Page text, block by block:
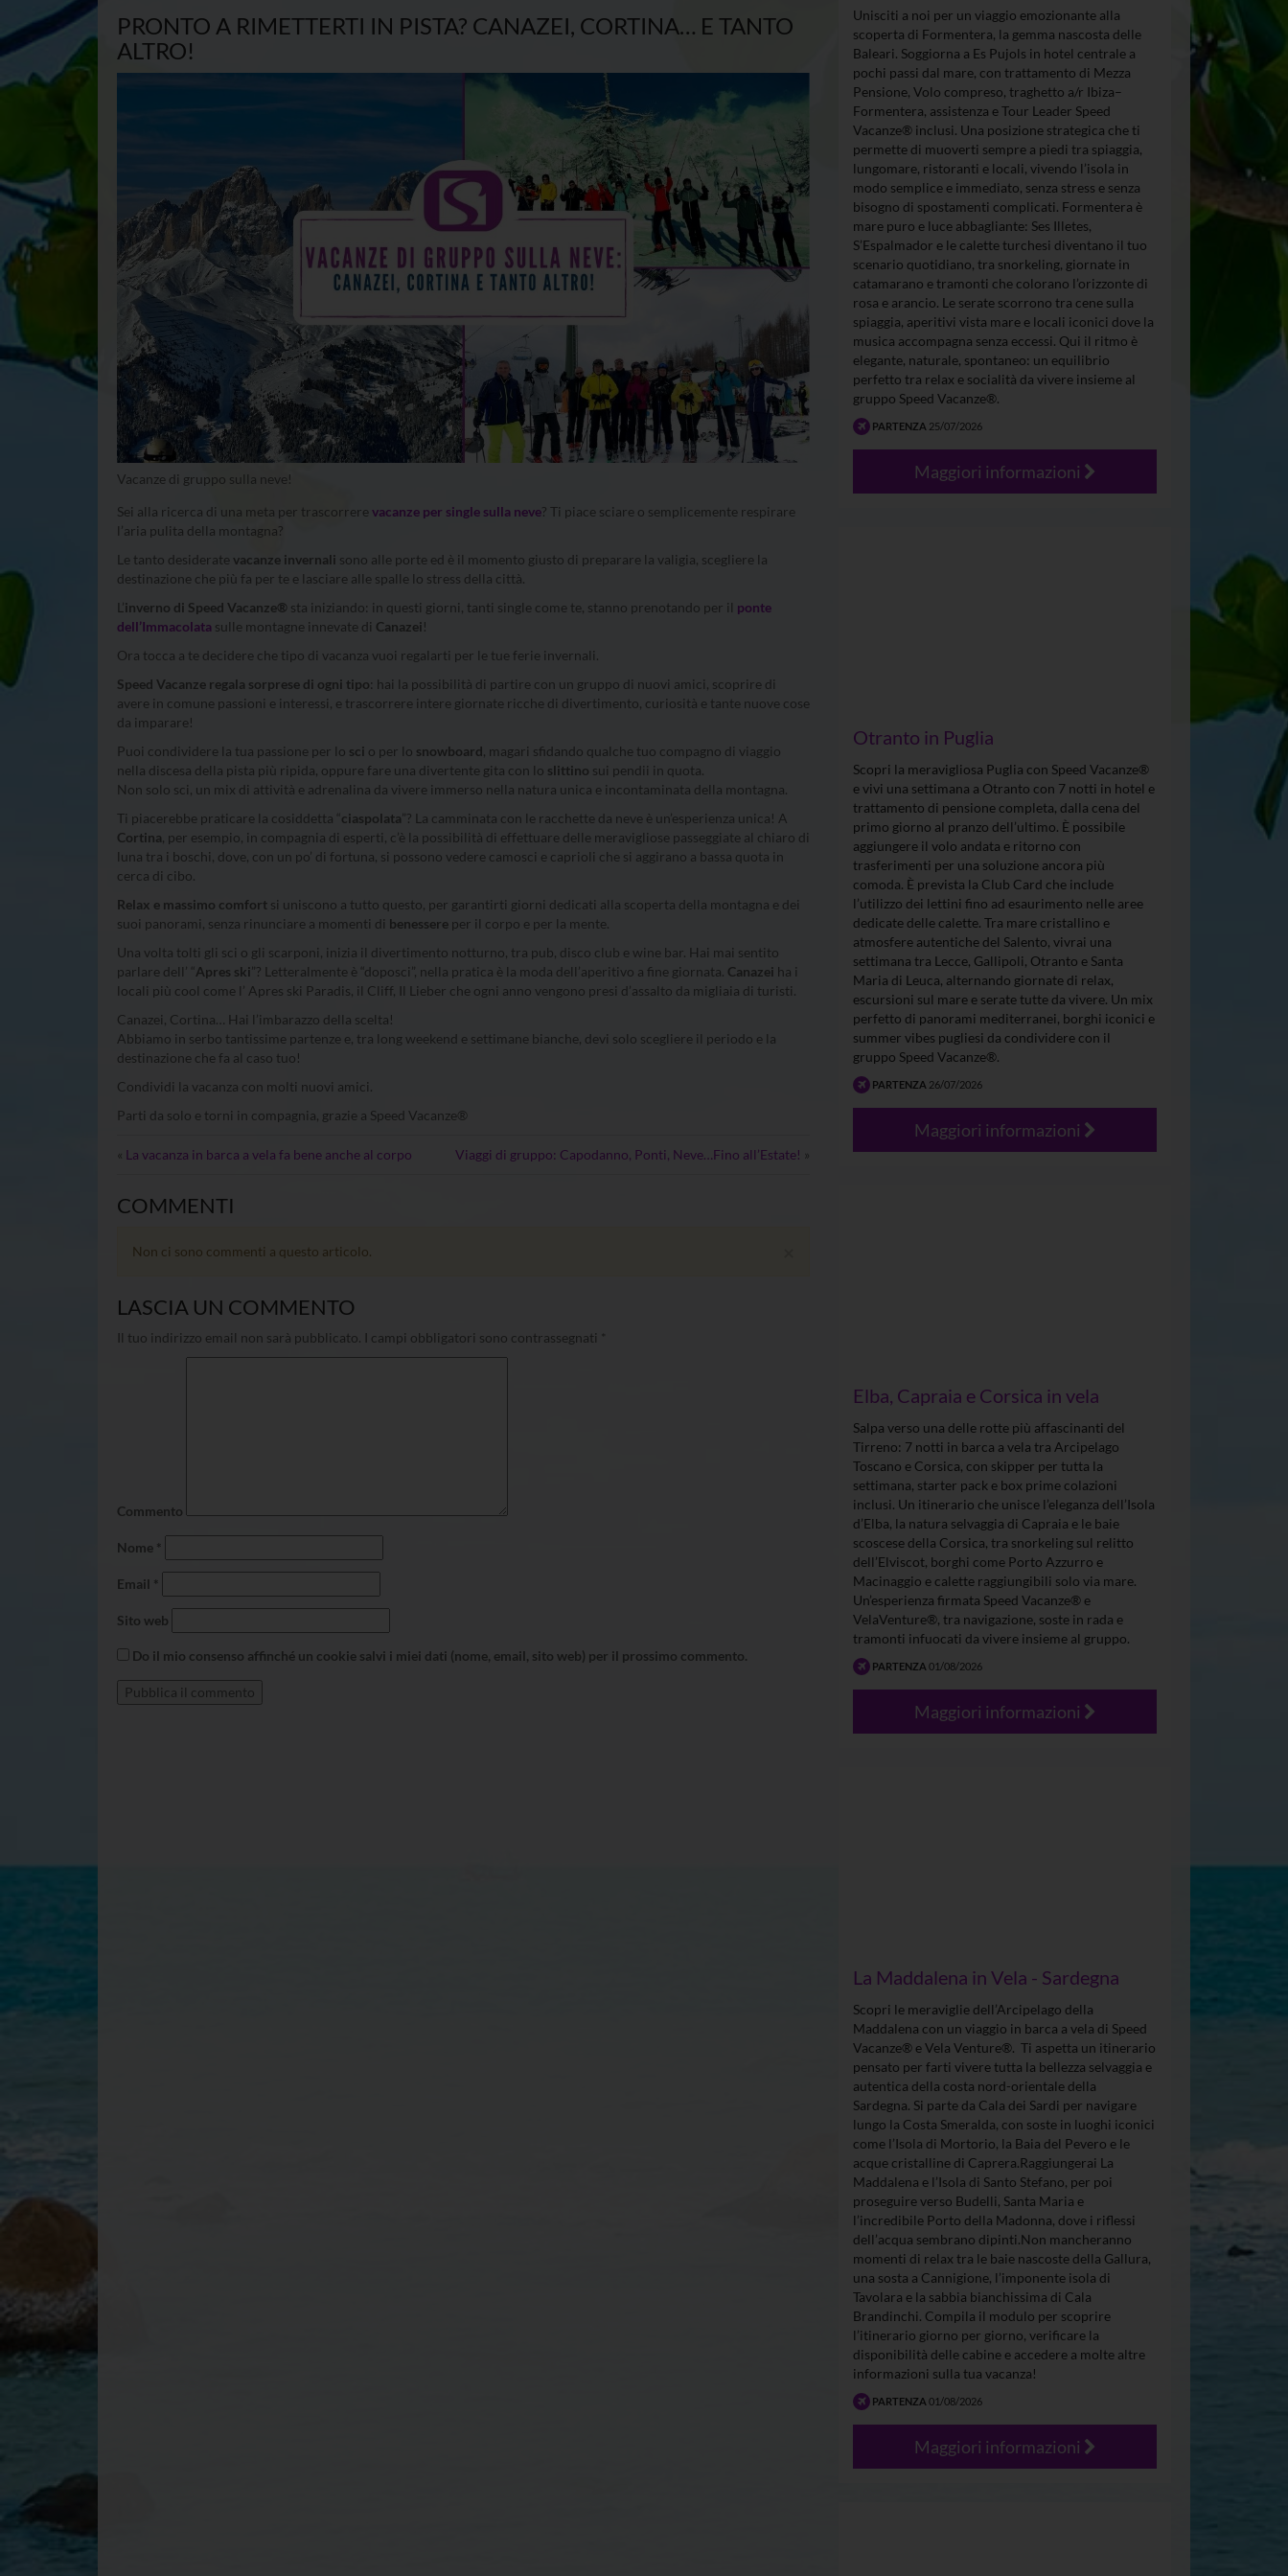
PRONTO A RIMETTERTI IN PISTA? CANAZEI, CORTINA… E TANTO
ALTRO!
Vacanze di gruppo sulla neve!
Sei alla ricerca di una meta per trascorrere vacanze per single sulla neve? Ti piace sciare o semplicemente respirare
l’aria pulita della montagna?
Le tanto desiderate vacanze invernali sono alle porte ed è il momento giusto di preparare la valigia, scegliere la
destinazione che più fa per te e lasciare alle spalle lo stress della cittàвзять займ 10000 рублей срочно
.
L’inverno di Speed Vacanze® sta iniziando: in questi giorni, tanti single come te, stanno prenotando per il ponte
dell’Immacolata sulle montagne innevate di Canazei!
Ora tocca a te decidere che tipo di vacanza vuoi regalarti per le tue ferie invernali.
Speed Vacanze regala sorprese di ogni tipo: hai la possibilità di partire con un gruppo di nuovi amici, scoprire di
avere in comune passioni e interessi, e trascorrere intere giornate ricche di divertimento, curiosità e tante nuove cose
da imparare!
Puoi condividere la tua passione per lo sci o per lo snowboard, magari sfidando qualche tuo compagno di viaggio
nella discesa della pista più ripida, oppure fare una divertente gita con lo slittino sui pendii in quota.
Non solo sci, un mix di attività e adrenalina da vivere immerso nella natura unica e incontaminata della montagna.
Ti piacerebbe praticare la cosiddetta “ ciaspolata”? La camminata con le racchette da neve è un’esperienza unica! A
Cortina, per esempio, in compagnia di esperti, c’è la possibilità di effettuare delle meravigliose passeggiate al chiaro di
luna tra i boschi, dove, con un po’ di fortuna, si possono vedere camosci e caprioli che si aggirano a bassa quota in
cerca di cibo.
Relax e massimo comfort si uniscono a tutto questo, per garantirti giorni dedicati alla scoperta della montagna e dei
suoi panorami, senza rinunciare a momenti di benessere per il corpo e per la mente.
Una volta tolti gli sci o gli scarponi, inizia il divertimento notturno, tra pub, disco club e wine bar. Hai mai sentito
parlare dell’ “ Apres ski”? Letteralmente è “doposci”, nella pratica è la moda dell’aperitivo a fine giornata. Canazei ha i
locali più cool come l’ Apres ski Paradis, il Cliff, Il Lieber che ogni anno vengono presi d’assalto da migliaia di turisti.
Canazei, Cortina… Hai l’imbarazzo della scelta!
Abbiamo in serbo tantissime partenze e, tra long weekend e settimane bianche, devi solo scegliere il periodo e la
destinazione che fa al caso tuo!
Condividi la vacanza con molti nuovi amici.
Parti da solo e torni in compagnia, grazie a Speed Vacanze®
« La vacanza in barca a vela fa bene anche al corpo Viaggi di gruppo: Capodanno, Ponti, Neve…Fino all’Estate! »
COMMENTI
Non ci sono commenti a questo articolo.
LASCIA UN COMMENTO
Il tuo indirizzo email non sarà pubblicato. I campi obbligatori sono contrassegnati *
Commento
Nome *
Email *
Sito web
Do il mio consenso affinché un cookie salvi i miei dati (nome, email, sito web) per il prossimo commento.
Unisciti a noi per un viaggio emozionante alla
scoperta di Formentera, la gemma nascosta delle
Baleari. Soggiorna a Es Pujols in hotel centrale a
pochi passi dal mare, con trattamento di Mezza
Pensione, Volo compreso, traghetto a/r Ibiza–
Formentera, assistenza e Tour Leader Speed
Vacanze® inclusi. Una posizione strategica che ti
permette di muoverti sempre a piedi tra spiaggia,
lungomare, ristoranti e locali, vivendo l’isola in
modo semplice e immediato, senza stress e senza
bisogno di spostamenti complicati. Formentera è
mare puro e luce abbagliante: Ses Illetes,
S’Espalmador e le calette turchesi diventano il tuo
scenario quotidiano, tra snorkeling, giornate in
catamarano e tramonti che colorano l’orizzonte di
rosa e arancio. Le serate scorrono tra cene sulla
spiaggia, aperitivi vista mare e locali iconici dove la
musica accompagna senza eccessi. Qui il ritmo è
elegante, naturale, spontaneo: un equilibrio
perfetto tra relax e socialità da vivere insieme al
gruppo Speed Vacanze®.
PARTENZA 25/07/2026
Maggiori informazioni
Otranto in Puglia
Scopri la meravigliosa Puglia con Speed Vacanze®
e vivi una settimana a Otranto con 7 notti in hotel e
trattamento di pensione completa, dalla cena del
primo giorno al pranzo dell’ultimo. È possibile
aggiungere il volo andata e ritorno con
trasferimenti per una soluzione ancora più
comoda. È prevista la Club Card che include
l’utilizzo dei lettini fino ad esaurimento nelle aree
dedicate delle calette. Tra mare cristallino e
atmosfere autentiche del Salento, vivrai una
settimana tra Lecce, Gallipoli, Otranto e Santa
Maria di Leuca, alternando giornate di relax,
escursioni sul mare e serate tutte da vivere. Un mix
perfetto di panorami mediterranei, borghi iconici e
summer vibes pugliesi da condividere con il
gruppo Speed Vacanze®.
PARTENZA 26/07/2026
Maggiori informazioni
Elba, Capraia e Corsica in vela
Salpa verso una delle rotte più affascinanti del
Tirreno: 7 notti in barca a vela tra Arcipelago
Toscano e Corsica, con skipper per tutta la
settimana, starter pack e box prime colazioni
inclusi. Un itinerario che unisce l’eleganza dell’Isola
d’Elba, la natura selvaggia di Capraia e le baie
scoscese della Corsica, tra snorkeling sul relitto
dell’Elviscot, borghi come Porto Azzurro e
Macinaggio e calette raggiungibili solo via mare.
Un’esperienza firmata Speed Vacanze® e
VelaVenture®, tra navigazione, soste in rada e
tramonti infuocati da vivere insieme al gruppo.
PARTENZA 01/08/2026
Maggiori informazioni
La Maddalena in Vela - Sardegna
Scopri le meraviglie dell’Arcipelago della
Maddalena con un viaggio in barca a vela di Speed
Vacanze® e Vela Venture®. Ti aspetta un itinerario
pensato per farti vivere tutta la bellezza selvaggia e
autentica della costa nord-orientale della
Sardegna. Si parte da Cala dei Sardi per navigare
lungo la Costa Smeralda, con soste in luoghi iconici
come l’Isola di Mortorio, la Baia del Pevero e le
acque cristalline di Caprera.Raggiungerai La
Maddalena e l’Isola di Santo Stefano, per poi
proseguire verso Budelli, Santa Maria e
l’incredibile Porto della Madonna, dove i riflessi
dell’acqua sembrano dipinti.Non mancheranno
momenti di relax tra le baie nascoste della Gallura,
una sosta a Cannigione, l’imponente isola di
Tavolara e la sabbia bianchissima di Cala
Brandinchi. Compila il modulo per scoprire
l’itinerario giorno per giorno, verificare la
disponibilità delle cabine e accedere a molte altre
informazioni sulla tua vacanza!
PARTENZA 01/08/2026
Maggiori informazioni